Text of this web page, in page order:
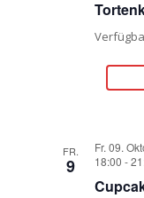
FR.
9
Fr. 09.
18:00 -